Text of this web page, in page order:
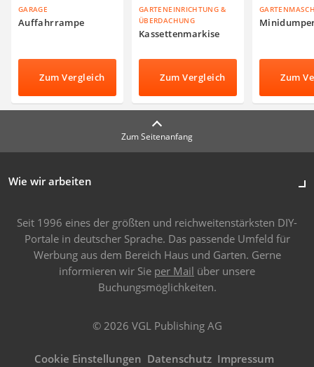
GARAGE
Auffahrrampe
Zum Vergleich
GARTENEINRICHTUNG &
ÜBERDACHUNG
Kassettenmarkise
Zum Vergleich Zum
Zum Seitenanfang
Wie wir arbeiten
Seit 1996 eines der größten und reichweitenstärksten DIY-
Portale in deutscher Sprache. Das passende Umfeld für
Werbung aus dem Bereich Haus und Garten. Gerne
informieren wir Sie per Mail über unsere
Buchungsmöglichkeiten.
© 2026 VGL Publishing AG
Cookie Einstellungen Datenschutz Impressum